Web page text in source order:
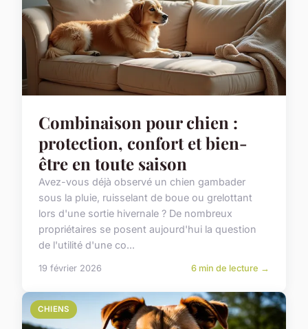
Combinaison pour chien :
protection, confort et bien-
être en toute saison
Avez-vous déjà observé un chien gambader
sous la pluie, ruisselant de boue ou grelottant
lors d'une sortie hivernale ? De nombreux
propriétaires se posent aujourd'hui la question
de l'utilité d'une co...
19 février 2026 6 min de lecture →
CHIENS